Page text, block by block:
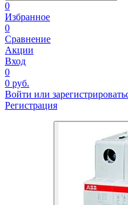
0
Избранное
0
Сравнение
Акции
Вход
0
0 руб.
Войти или
Регистрация